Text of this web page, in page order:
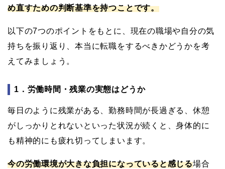
め直すための判断基準を持つことです。
以下の7つのポイントをもとに、現在の職場や自分の気
持ちを振り返り、本当に転職をするべきかどうかを考
えてみましょう。
1．労働時間・残業の実態はどうか
毎日のように残業がある、勤務時間が長過ぎる、休憩
がしっかりとれないといった状況が続くと、身体的に
も精神的にも疲れ切ってしまいます。
今の労働環境が大きな負担になっていると感じる場合